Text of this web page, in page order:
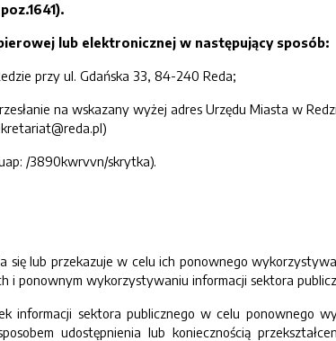
lub elektronicznej w następujący sposób:
przy ul. Gdańska 33, 84-240 Reda;
na wskazany wyżej adres Urzędu Miasta w
/3890kwrvvn/skrytka).
się lub przekazuje w celu ich ponownego
i ponownym wykorzystywaniu informacji sektora
informacji sektora publicznego w celu ponownego
udostępnienia lub koniecznością